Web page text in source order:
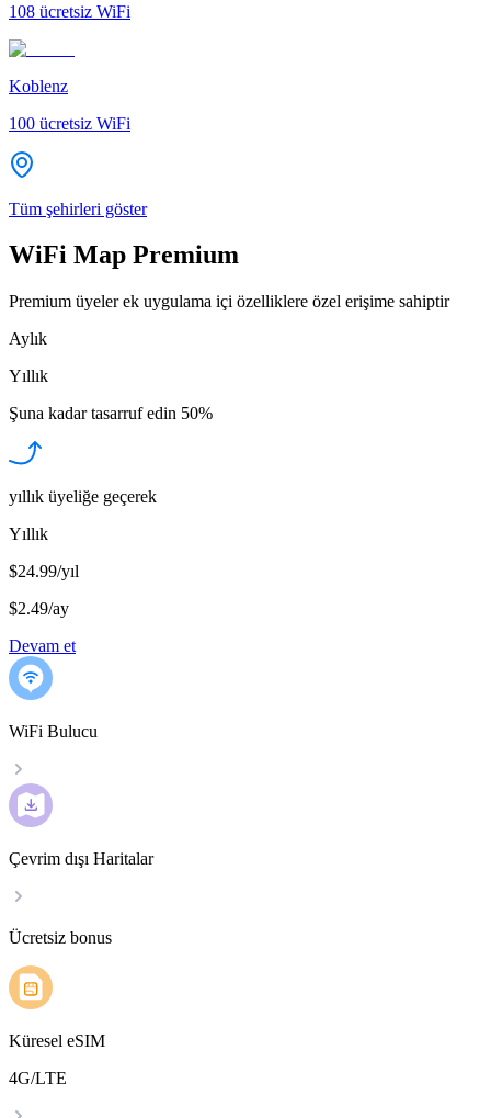
108 ücretsiz WiFi
Koblenz
100 ücretsiz WiFi
Tüm şehirleri göster
WiFi Map Premium
Premium üyeler ek uygulama içi özelliklere özel erişime sahiptir
Aylık
Yıllık
Şuna kadar tasarruf edin 50%
yıllık üyeliğe geçerek
Yıllık
$24.99/yıl
$2.49/ay
Devam et
WiFi Bulucu
Çevrim dışı Haritalar
Ücretsiz bonus
Küresel eSIM
4G/LTE